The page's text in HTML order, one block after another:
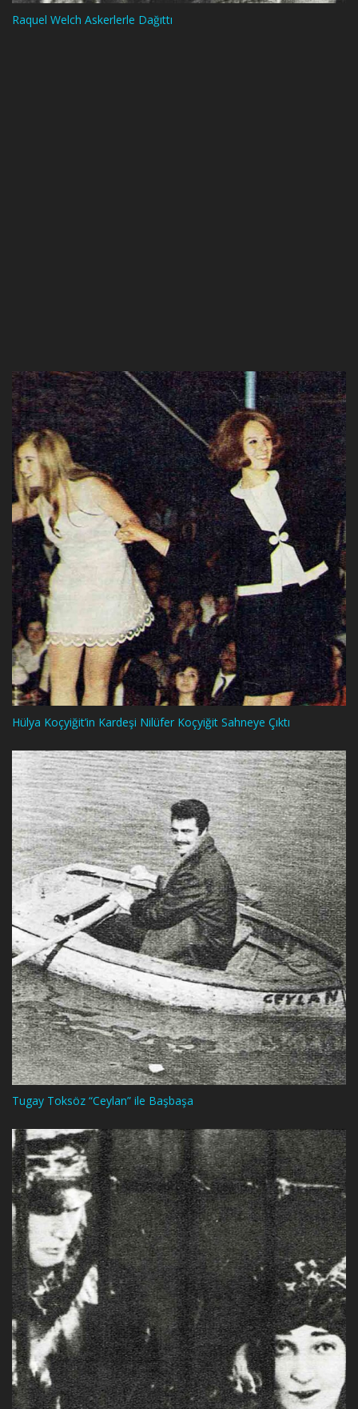
Raquel Welch Askerlerle Dağıttı
Hülya Koçyiğit’in Kardeşi Nilüfer Koçyiğit Sahneye Çıktı
Tugay Toksöz “Ceylan” ile Başbaşa